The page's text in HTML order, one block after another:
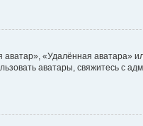
«Удалённая аватара»
аватары, свяжитесь с